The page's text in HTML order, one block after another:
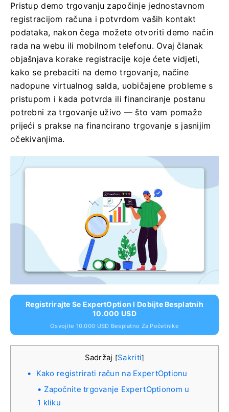
Pristup demo trgovanju započinje jednostavnom
registracijom računa i potvrdom vaših kontakt
podataka, nakon čega možete otvoriti demo način
rada na webu ili mobilnom telefonu. Ovaj članak
objašnjava korake registracije koje ćete vidjeti,
kako se prebaciti na demo trgovanje, načine
nadopune virtualnog salda, uobičajene probleme s
pristupom i kada potvrda ili financiranje postanu
potrebni za trgovanje uživo — što vam pomaže
prijeći s prakse na financirano trgovanje s jasnijim
očekivanjima.
Registrirajte Se ExpertOption I Dobijte Besplatnih
10.000 USD
Osvojite 10.000 USD Besplatno Za Početnike
Sadržaj [Sakriti]
Kako registrirati račun na ExpertOptionu
Započnite trgovanje ExpertOptionom u
1 kliku